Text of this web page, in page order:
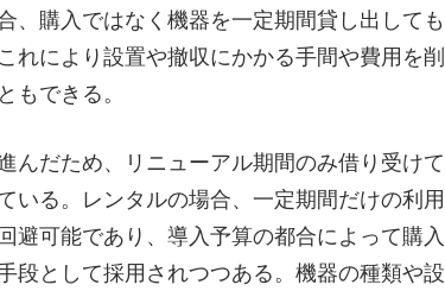
、購入ではなく機器を一定期間貸し出しても
れにより設置や撤収にかかる手間や費用を削
できる。
んだため、リニューアル期間のみ借り受けて
いる。レンタルの場合、一定期間だけの利用
避可能であり、導入予算の都合によって購入
段として採用されつつある。機器の種類や設